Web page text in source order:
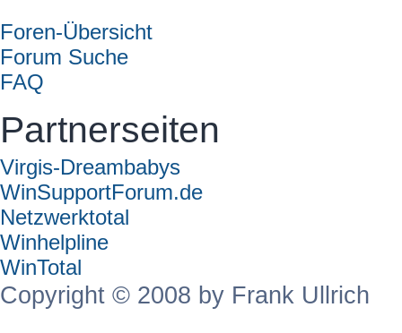
Foren-Übersicht
Forum Suche
FAQ
Partnerseiten
Virgis-Dreambabys
WinSupportForum.de
Netzwerktotal
Winhelpline
WinTotal
Copyright © 2008 by Frank Ullrich